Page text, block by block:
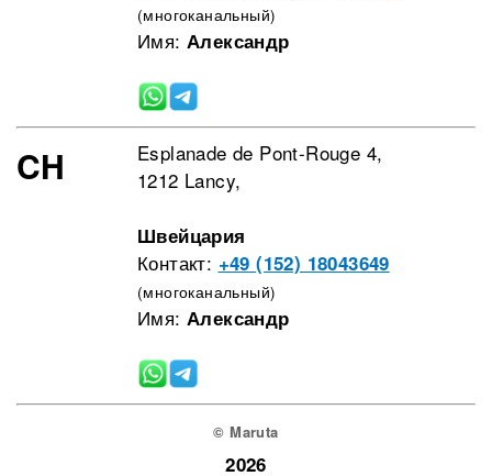
(многоканальный)
Имя: Александр
CH
Esplanade de Pont-Rouge 4,
1212 Lancy,
Швейцария
Контакт: +49 (152) 18043649
(многоканальный)
Имя: Александр
© Maruta
2026